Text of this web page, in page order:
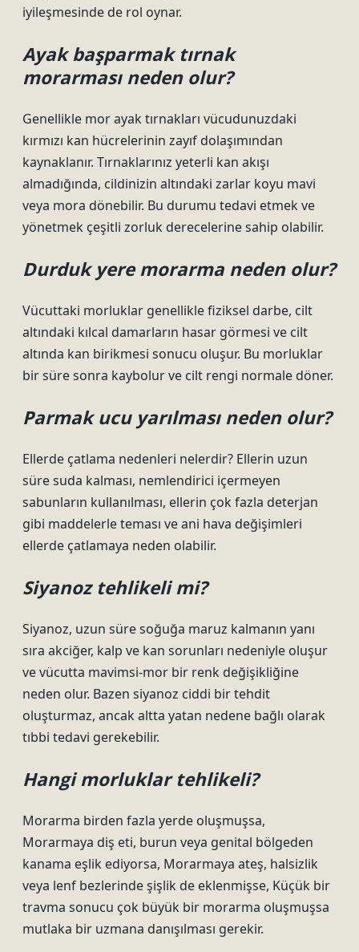
iyileşmesinde de rol oynar.
Ayak başparmak tırnak
morarması neden olur?
Genellikle mor ayak tırnakları vücudunuzdaki
kırmızı kan hücrelerinin zayıf dolaşımından
kaynaklanır. Tırnaklarınız yeterli kan akışı
almadığında, cildinizin altındaki zarlar koyu mavi
veya mora dönebilir. Bu durumu tedavi etmek ve
yönetmek çeşitli zorluk derecelerine sahip olabilir.
Durduk yere morarma neden olur?
Vücuttaki morluklar genellikle fiziksel darbe, cilt
altındaki kılcal damarların hasar görmesi ve cilt
altında kan birikmesi sonucu oluşur. Bu morluklar
bir süre sonra kaybolur ve cilt rengi normale döner.
Parmak ucu yarılması neden olur?
Ellerde çatlama nedenleri nelerdir? Ellerin uzun
süre suda kalması, nemlendirici içermeyen
sabunların kullanılması, ellerin çok fazla deterjan
gibi maddelerle teması ve ani hava değişimleri
ellerde çatlamaya neden olabilir.
Siyanoz tehlikeli mi?
Siyanoz, uzun süre soğuğa maruz kalmanın yanı
sıra akciğer, kalp ve kan sorunları nedeniyle oluşur
ve vücutta mavimsi-mor bir renk değişikliğine
neden olur. Bazen siyanoz ciddi bir tehdit
oluşturmaz, ancak altta yatan nedene bağlı olarak
tıbbi tedavi gerekebilir.
Hangi morluklar tehlikeli?
Morarma birden fazla yerde oluşmuşsa,
Morarmaya diş eti, burun veya genital bölgeden
kanama eşlik ediyorsa, Morarmaya ateş, halsizlik
veya lenf bezlerinde şişlik de eklenmişse, Küçük bir
travma sonucu çok büyük bir morarma oluşmuşsa
mutlaka bir uzmana danışılması gerekir.